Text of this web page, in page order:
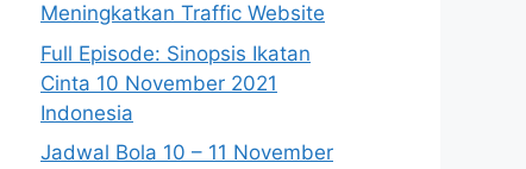
Meningkatkan Traffic Website
Full Episode: Sinopsis Ikatan
Cinta 10 November 2021
Indonesia
Jadwal Bola 10 – 11 November